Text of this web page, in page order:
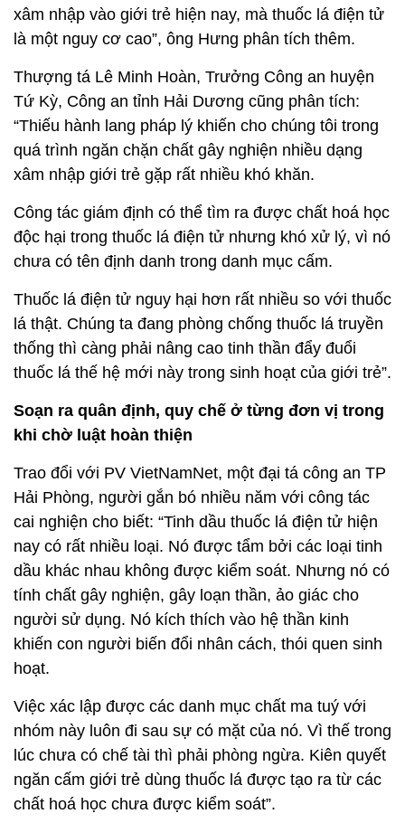
xâm nhập vào giới trẻ hiện nay, mà thuốc lá điện tử
là một nguy cơ cao”, ông Hưng phân tích thêm.
Thượng tá Lê Minh Hoàn, Trưởng Công an huyện
Tứ Kỳ, Công an tỉnh Hải Dương cũng phân tích:
“Thiếu hành lang pháp lý khiến cho chúng tôi trong
quá trình ngăn chặn chất gây nghiện nhiều dạng
xâm nhập giới trẻ gặp rất nhiều khó khăn.
Công tác giám định có thể tìm ra được chất hoá học
độc hại trong thuốc lá điện tử nhưng khó xử lý, vì nó
chưa có tên định danh trong danh mục cấm.
Thuốc lá điện tử nguy hại hơn rất nhiều so với thuốc
lá thật. Chúng ta đang phòng chống thuốc lá truyền
thống thì càng phải nâng cao tinh thần đẩy đuổi
thuốc lá thế hệ mới này trong sinh hoạt của giới trẻ”.
Soạn ra quân định, quy chế ở từng đơn vị trong
khi chờ luật hoàn thiện
Trao đổi với PV VietNamNet, một đại tá công an TP
Hải Phòng, người gắn bó nhiều năm với công tác
cai nghiện cho biết: “Tinh dầu thuốc lá điện tử hiện
nay có rất nhiều loại. Nó được tẩm bởi các loại tinh
dầu khác nhau không được kiểm soát. Nhưng nó có
tính chất gây nghiện, gây loạn thần, ảo giác cho
người sử dụng. Nó kích thích vào hệ thần kinh
khiến con người biến đổi nhân cách, thói quen sinh
hoạt.
Việc xác lập được các danh mục chất ma tuý với
nhóm này luôn đi sau sự có mặt của nó. Vì thế trong
lúc chưa có chế tài thì phải phòng ngừa. Kiên quyết
ngăn cấm giới trẻ dùng thuốc lá được tạo ra từ các
chất hoá học chưa được kiểm soát”.